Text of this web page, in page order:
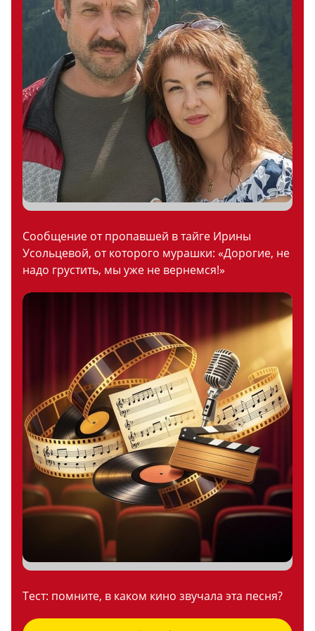
Сообщение от пропавшей в тайге Ирины
Усольцевой, от которого мурашки: «Дорогие, не
надо грустить, мы уже не вернемся!»
Тест: помните, в каком кино звучала эта песня?